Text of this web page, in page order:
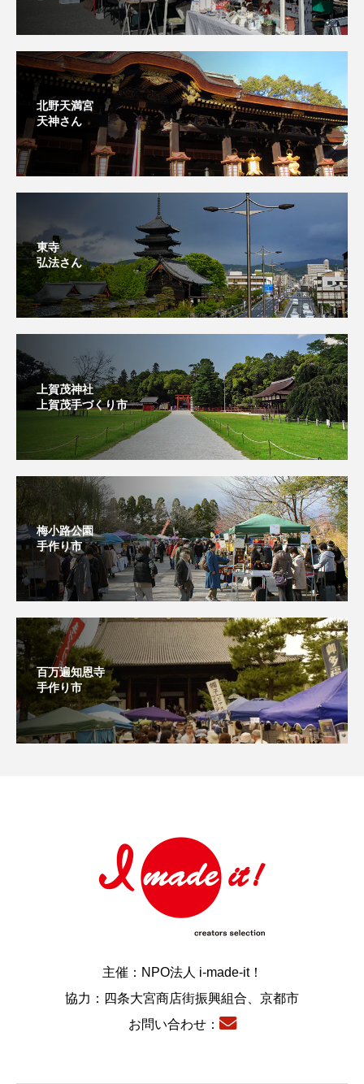
北野天満宮
天神さん
東寺
弘法さん
上賀茂神社
上賀茂手づくり市⁡
梅小路公園
手作り市
百万遍知恩寺
手作り市
主催：NPO法人 i-made-it！
協力：四条大宮商店街振興組合、京都市
お問い合わせ：